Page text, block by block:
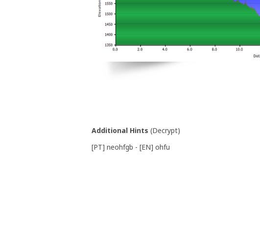
Additional Hints (Decrypt)
[PT] neohfgb - [EN] ohfu